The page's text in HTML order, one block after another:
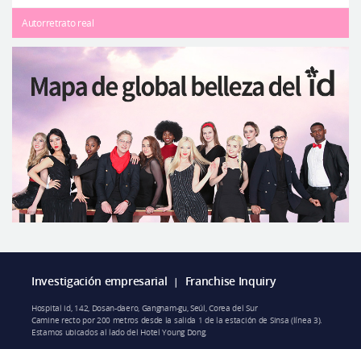
Autorretrato real
Investigación empresarial | Franchise Inquiry
Hospital id, 142, Dosan-daero, Gangnam-gu, Seúl, Corea del Sur
Camine recto por 200 metros desde la salida 1 de la estación de Sinsa (línea 3).
Estamos ubicados al lado del Hotel Young Dong.